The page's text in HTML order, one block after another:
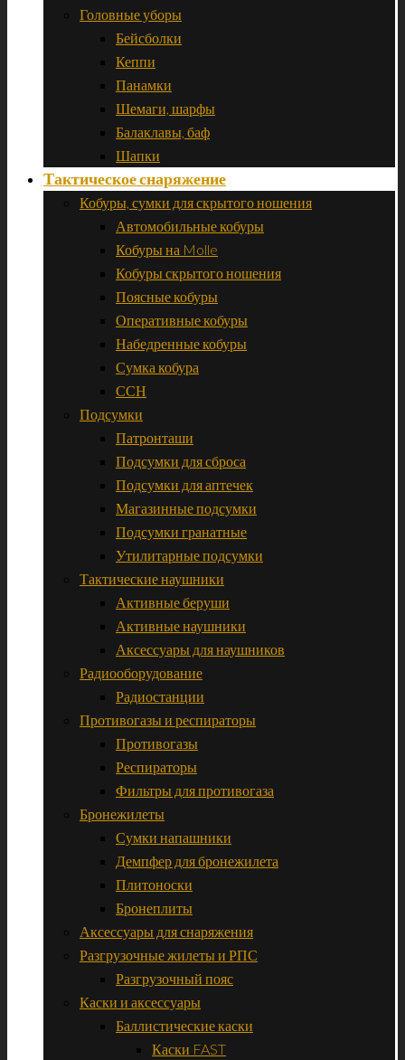
Головные уборы
Бейсболки
Кеппи
Панамки
Шемаги, шарфы
Балаклавы, баф
Шапки
Тактическое снаряжение
Кобуры, сумки для скрытого ношения
Автомобильные кобуры
Кобуры на Molle
Кобуры скрытого ношения
Поясные кобуры
Оперативные кобуры
Набедренные кобуры
Сумка кобура
ССН
Подсумки
Патронташи
Подсумки для сброса
Подсумки для аптечек
Магазинные подсумки
Подсумки гранатные
Утилитарные подсумки
Тактические наушники
Активные беруши
Активные наушники
Аксессуары для наушников
Радиооборудование
Радиостанции
Противогазы и респираторы
Противогазы
Респираторы
Фильтры для противогаза
Бронежилеты
Сумки напашники
Демпфер для бронежилета
Плитоноски
Бронеплиты
Аксессуары для снаряжения
Разгрузочные жилеты и РПС
Разгрузочный пояс
Каски и аксессуары
Баллистические каски
Каски FAST